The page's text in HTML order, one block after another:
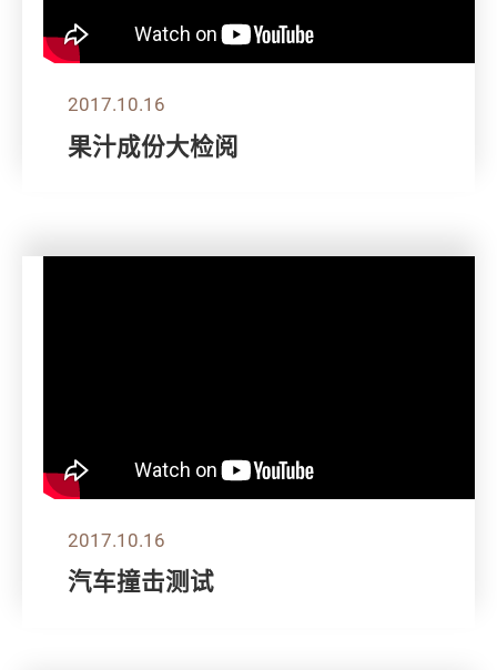
2017.10.16
果汁成份大检阅
2017.10.16
汽车撞击测试